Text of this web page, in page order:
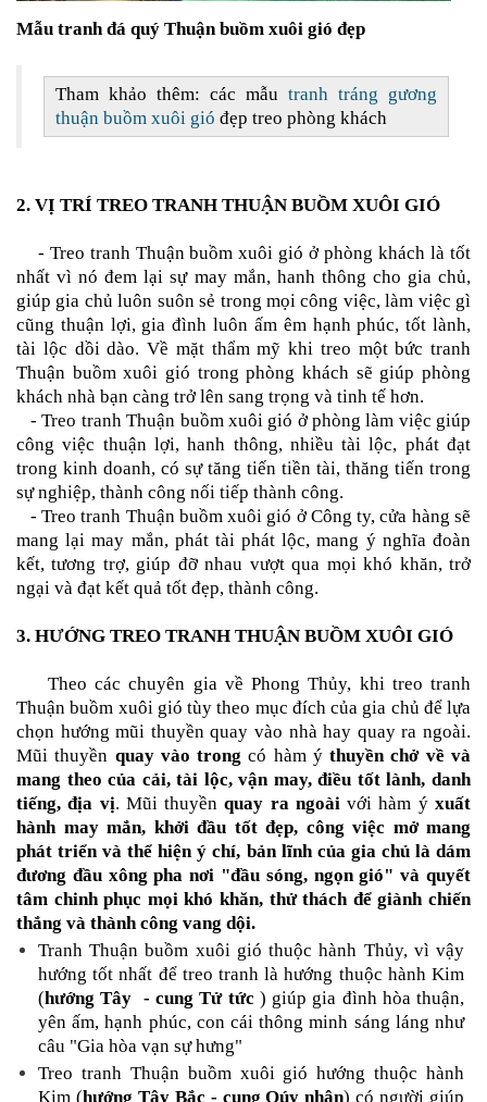
Mẫu tranh đá quý Thuận buồm xuôi gió đẹp
Tham khảo thêm: các mẫu tranh tráng gương
thuận buồm xuôi gió đẹp treo phòng khách
2. VỊ TRÍ TREO TRANH THUẬN BUỒM XUÔI GIÓ
- Treo tranh Thuận buồm xuôi gió ở phòng khách là tốt
nhất vì nó đem lại sự may mắn, hanh thông cho gia chủ,
giúp gia chủ luôn suôn sẻ trong mọi công việc, làm việc gì
cũng thuận lợi, gia đình luôn ấm êm hạnh phúc, tốt lành,
tài lộc dồi dào. Về mặt thẩm mỹ khi treo một bức tranh
Thuận buồm xuôi gió trong phòng khách sẽ giúp phòng
khách nhà bạn càng trở lên sang trọng và tinh tế hơn.
- Treo tranh Thuận buồm xuôi gió ở phòng làm việc giúp
công việc thuận lợi, hanh thông, nhiều tài lộc, phát đạt
trong kinh doanh, có sự tăng tiến tiền tài, thăng tiến trong
sự nghiệp, thành công nối tiếp thành công.
- Treotranh Thuận buồm xuôi gió ở Công ty, cửa hàng sẽ
mang lại may mắn, phát tài phát lộc, mang ý nghĩa đoàn
kết, tương trợ, giúp đỡ nhau vượt qua mọi khó khăn, trở
ngại và đạt kết quả tốt đẹp, thành công.
3. HƯỚNG TREO TRANH THUẬN BUỒM XUÔI GIÓ
Theo các chuyên gia về Phong Thủy, khi treo tranh
Thuận buồm xuôi gió tùy theo mục đích của gia chủ để lựa
chọn hướng mũi thuyền quay vào nhà hay quay ra ngoài.
Mũi thuyền quay vào trong có hàm ýthuyền chở về và
mang theo của cải, tài lộc, vận may, điều tốt lành, danh
tiếng, địa vị. Mũi thuyềnquay ra ngoàivới hàm ýxuất
hành may mắn, khởi đầu tốt đẹp, công việc mở mang
phát triển và thể hiện ý chí, bản lĩnh của gia chủ là dám
đương đầu xông pha nơi "đầu sóng, ngọn gió" và quyết
tâm chinh phục mọi khó khăn, thử thách để giành chiến
thắng và thành công vang dội.
Tranh Thuận buồm xuôi gió thuộc hành Thủy, vì vậy
hướng tốt nhất để treo tranh là hướng thuộc hành Kim
(hướng Tây - cung Tử tức ) giúp gia đình hòa thuận,
yên ấm, hạnh phúc, con cái thông minh sáng láng như
câu "Gia hòa vạn sự hưng"
Treo tranh Thuận buồm xuôi gió hướng thuộc hành
Kim (hướng Tây Bắc - cung Qúy nhân) có người giúp